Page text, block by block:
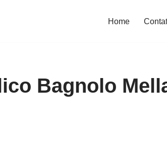
Home
Bagnolo